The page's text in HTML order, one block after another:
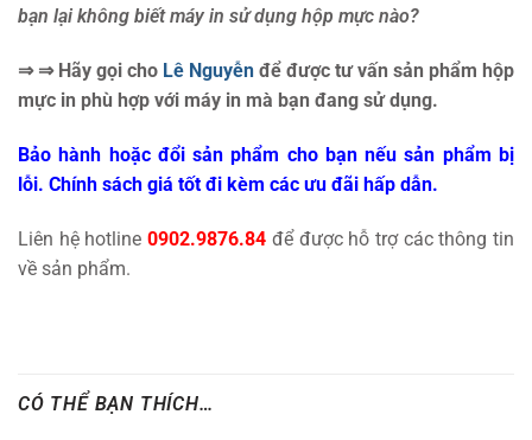
bạn lại không biết máy in sử dụng hộp mực nào?
⇒ ⇒ Hãy gọi cho Lê Nguyễn để được tư vấn sản phẩm hộp
mực in phù hợp với máy in mà bạn đang sử dụng.
Bảo hành hoặc đổi sản phẩm cho bạn nếu sản phẩm bị
lỗi. Chính sách giá tốt đi kèm các ưu đãi hấp dẫn.
Liên hệ hotline0902.9876.84 để được hỗ trợ các thông tin
về sản phẩm.
CÓ THỂ BẠN THÍCH…